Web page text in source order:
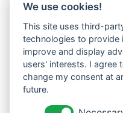
Westküste UG
Menzlingen 14 B
51503 Rösrath
We use cookies!
This site uses third-
technologies to provide
improve and display
users' interests. I agree
change my consent at
future.